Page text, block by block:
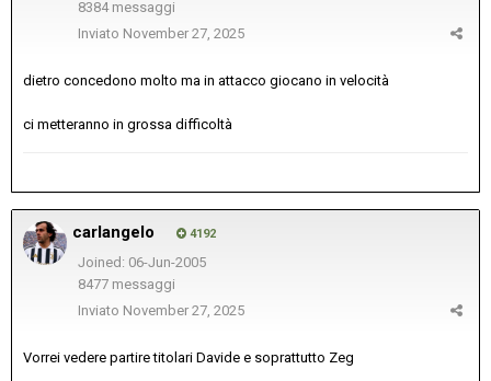
8384 messaggi
Inviato November 27, 2025
dietro concedono molto ma in attacco giocano in velocità
ci metteranno in grossa difficoltà
carlangelo 4192
Joined: 06-Jun-2005
8477 messaggi
Inviato November 27, 2025
Vorrei vedere partire titolari Davide e soprattutto Zeg